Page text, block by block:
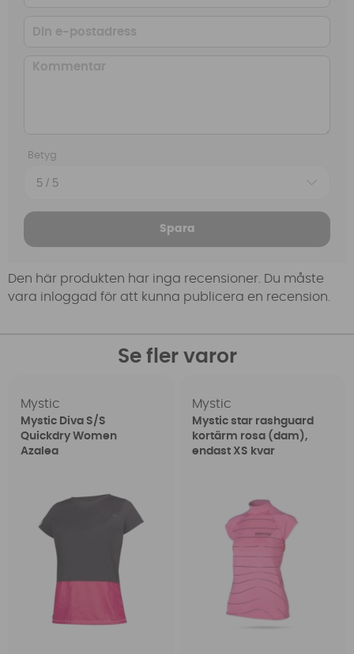
Betyg
Spara
Den här produkten har inga recensioner. Du måste
vara inloggad för att kunna publicera en recension.
Se fler varor
Mystic
Mystic Diva S/S
Quickdry Women
Azalea
Mystic
Mystic star rashguard
kortärm rosa (dam),
endast XS kvar